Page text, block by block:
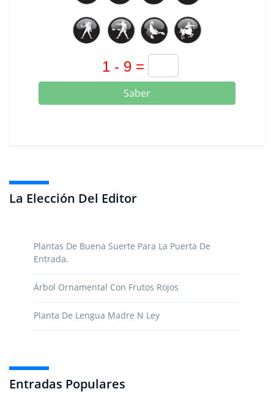
Saber
La Elección Del Editor
Plantas De Buena Suerte Para La Puerta De
Entrada.
Árbol Ornamental Con Frutos Rojos
Planta De Lengua Madre N Ley
Entradas Populares